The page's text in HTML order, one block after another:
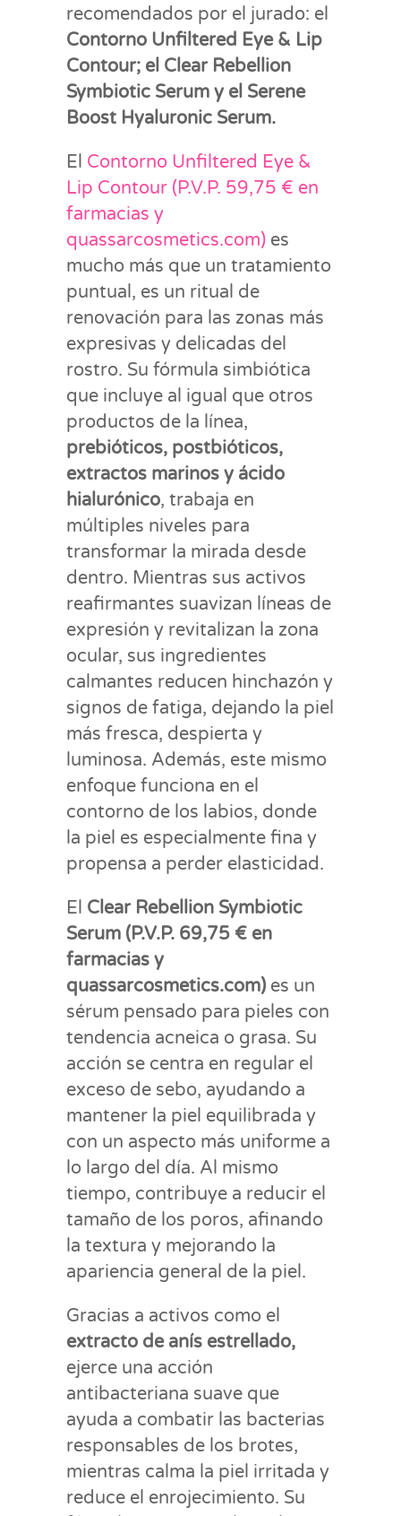
recomendados por el jurado: el
Contorno Unfiltered Eye & Lip
Contour; el Clear Rebellion
Symbiotic Serum y el Serene
Boost Hyaluronic Serum.
El Contorno Unfiltered Eye &
Lip Contour (P.V.P. 59,75 € en
farmacias y
quassarcosmetics.com) es
mucho más que un tratamiento
puntual, es un ritual de
renovación para las zonas más
expresivas y delicadas del
rostro. Su fórmula simbiótica
que incluye al igual que otros
productos de la línea,
prebióticos, postbióticos,
extractos marinos y ácido
hialurónico, trabaja en
múltiples niveles para
transformar la mirada desde
dentro. Mientras sus activos
reafirmantes suavizan líneas de
expresión y revitalizan la zona
ocular, sus ingredientes
calmantes reducen hinchazón y
signos de fatiga, dejando la piel
más fresca, despierta y
luminosa. Además, este mismo
enfoque funciona en el
contorno de los labios, donde
la piel es especialmente fina y
propensa a perder elasticidad.
El Clear Rebellion Symbiotic
Serum (P.V.P. 69,75 € en
farmacias y
quassarcosmetics.com) es un
sérum pensado para pieles con
tendencia acneica o grasa. Su
acción se centra en regular el
exceso de sebo, ayudando a
mantener la piel equilibrada y
con un aspecto más uniforme a
lo largo del día. Al mismo
tiempo, contribuye a reducir el
tamaño de los poros, afinando
la textura y mejorando la
apariencia general de la piel.
Gracias a activos como el
extracto de anís estrellado,
ejerce una acción
antibacteriana suave que
ayuda a combatir las bacterias
responsables de los brotes,
mientras calma la piel irritada y
reduce el enrojecimiento. Su